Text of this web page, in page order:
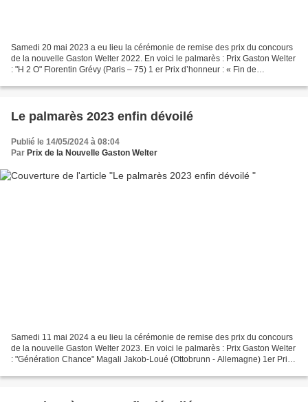
Samedi 20 mai 2023 a eu lieu la cérémonie de remise des prix du concours
de la nouvelle Gaston Welter 2022. En voici le palmarès : Prix Gaston Welter
: "H 2 O" Florentin Grévy (Paris – 75) 1 er Prix d’honneur : « Fin de
Le palmarès 2023 enfin dévoilé
Publié le 14/05/2024 à 08:04
Par Prix de la Nouvelle Gaston Welter
Samedi 11 mai 2024 a eu lieu la cérémonie de remise des prix du concours
de la nouvelle Gaston Welter 2023. En voici le palmarès : Prix Gaston Welter
: "Génération Chance" Magali Jakob-Loué (Ottobrunn - Allemagne) 1er Prix